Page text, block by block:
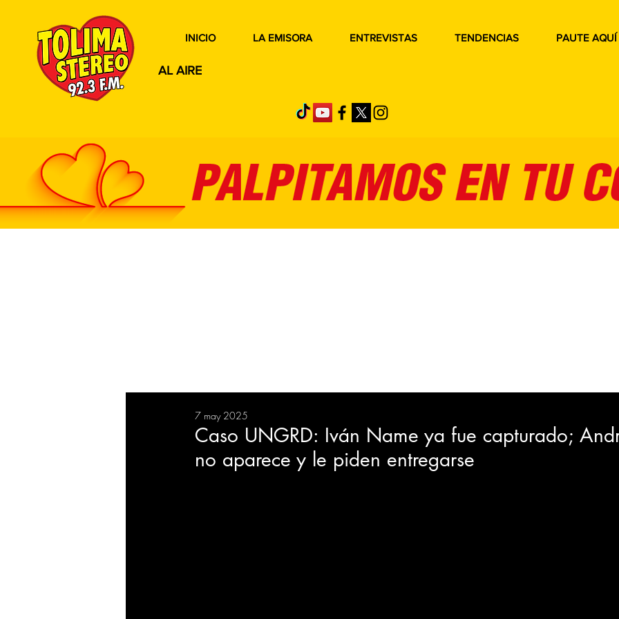
AL AIRE
INICIO LA EMISORA ENTREVISTAS TENDENCIAS PAUTE AQUÍ
BIENESTAR EVENTOS
TECNOLOGIA INTERNACIONAL
Caso UNGRD: Iván Name ya fue capturado;
no aparece y le piden entregarse
7 may 2025